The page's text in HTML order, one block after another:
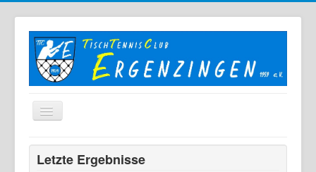
Home
Letzte Ergebnisse